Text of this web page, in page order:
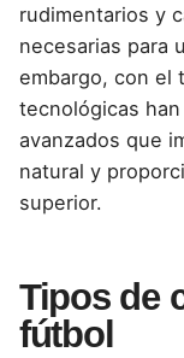
rudimentarios y
necesarias para
embargo, con el
tecnológicas
avanzados que
natural y
superior.
Tipos de
fútbol